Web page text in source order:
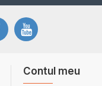
Contul meu